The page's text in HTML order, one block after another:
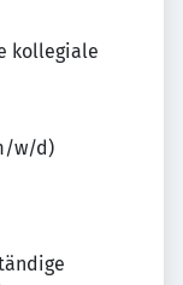
kollegiale
w/d)